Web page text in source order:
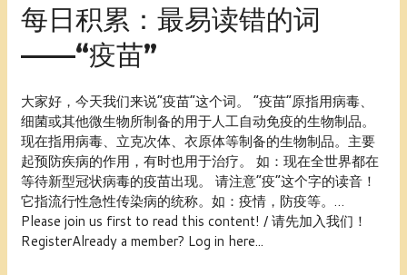
每日积累：最易读错的词
——“疫苗”
大家好，今天我们来说“疫苗”这个词。 “疫苗”原指用病毒、
细菌或其他微生物所制备的用于人工自动免疫的生物制品。
现在指用病毒、立克次体、衣原体等制备的生物制品。主要
起预防疾病的作用，有时也用于治疗。 如：现在全世界都在
等待新型冠状病毒的疫苗出现。 请注意“疫”这个字的读音！
它指流行性急性传染病的统称。如：疫情，防疫等。…
Please join us first to read this content! / 请先加入我们！
RegisterAlready a member? Log in here...
每
日
积
最
易
读
错
的
词
——“疫
苗”